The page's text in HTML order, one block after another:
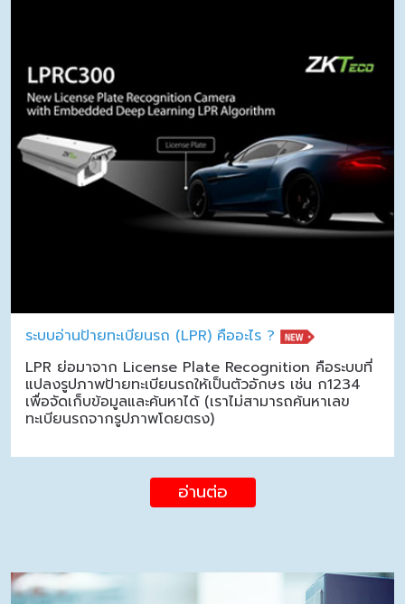
ระบบอ่านป้ายทะเบียนรถ (LPR) คืออะไร ?
LPR ย่อมาจาก License Plate Recognition คือระบบที่
แปลงรูปภาพป้ายทะเบียนรถให้เป็นตัวอักษร เช่น ก1234
เพื่อจัดเก็บข้อมูลและค้นหาได้ (เราไม่สามารถค้นหาเลข
ทะเบียนรถจากรูปภาพโดยตรง)
อ่านต่อ